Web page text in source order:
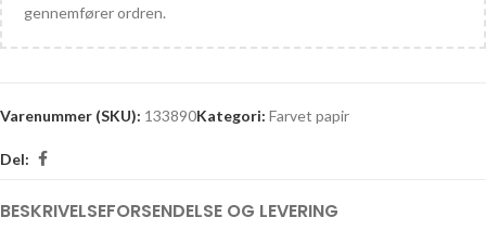
gennemfører ordren.
Varenummer (SKU): 133890Kategori: Farvet papir
Del:
BESKRIVELSEFORSENDELSE OG LEVERING